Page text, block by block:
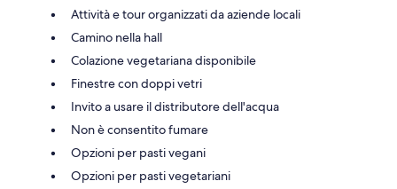
Attività e tour organizzati da aziende locali
Camino nella hall
Colazione vegetariana disponibile
Finestre con doppi vetri
Invito a usare il distributore dell'acqua
Non è consentito fumare
Opzioni per pasti vegani
Opzioni per pasti vegetariani